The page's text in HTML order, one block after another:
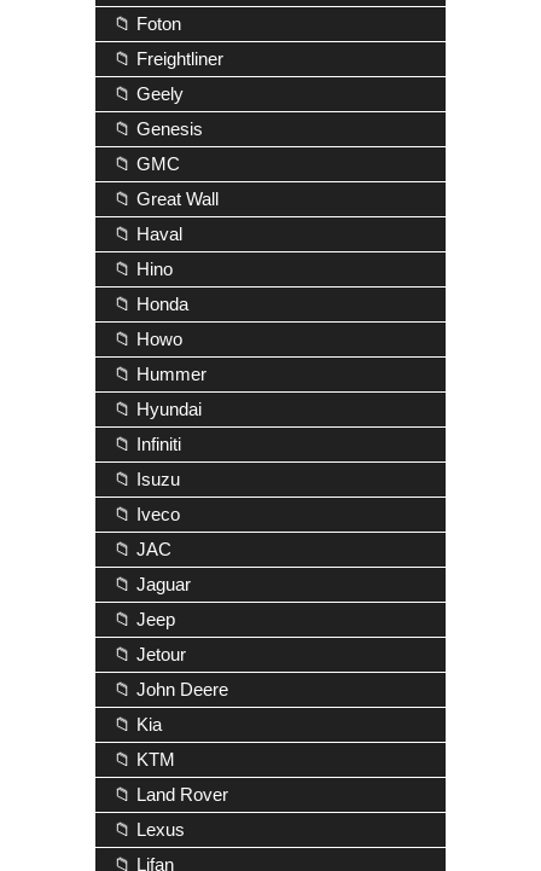
📁 Foton
📁 Freightliner
📁 Geely
📁 Genesis
📁 GMC
📁 Great Wall
📁 Haval
📁 Hino
📁 Honda
📁 Howo
📁 Hummer
📁 Hyundai
📁 Infiniti
📁 Isuzu
📁 Iveco
📁 JAC
📁 Jaguar
📁 Jeep
📁 Jetour
📁 John Deere
📁 Kia
📁 KTM
📁 Land Rover
📁 Lexus
📁 Lifan